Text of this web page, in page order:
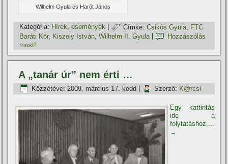
Wilhelm Gyula és Harót János
Kategória: Hí­rek, események | Címke: Csikós Gyula FTC
Baráti Kör, Kiszely István ,Wilhelm II. Gyula
Hozzászólás
most!
A „tanár úr” nem érti …
Közzétéve: 2009. március 17. kedd Szerző: K@rcsi
Egy kattintás
ide a
folytatáshoz....
→